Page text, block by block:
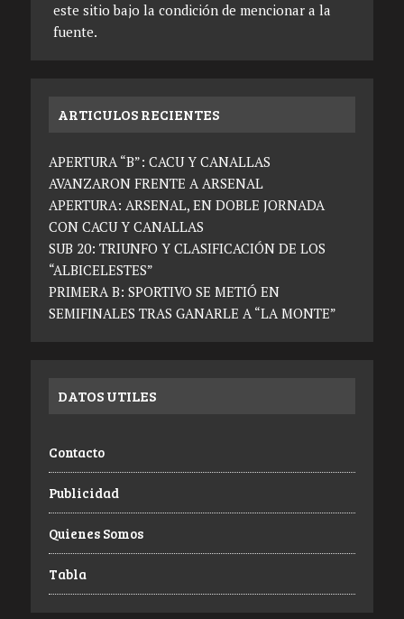
este sitio bajo la condición de mencionar a la
fuente.
ARTICULOS RECIENTES
APERTURA “B”: CACU Y CANALLAS
AVANZARON FRENTE A ARSENAL
APERTURA: ARSENAL, EN DOBLE JORNADA
CON CACU Y CANALLAS
SUB 20: TRIUNFO Y CLASIFICACIÓN DE LOS
“ALBICELESTES”
PRIMERA B: SPORTIVO SE METIÓ EN
SEMIFINALES TRAS GANARLE A “LA MONTE”
DATOS UTILES
Contacto
Publicidad
Quienes Somos
Tabla